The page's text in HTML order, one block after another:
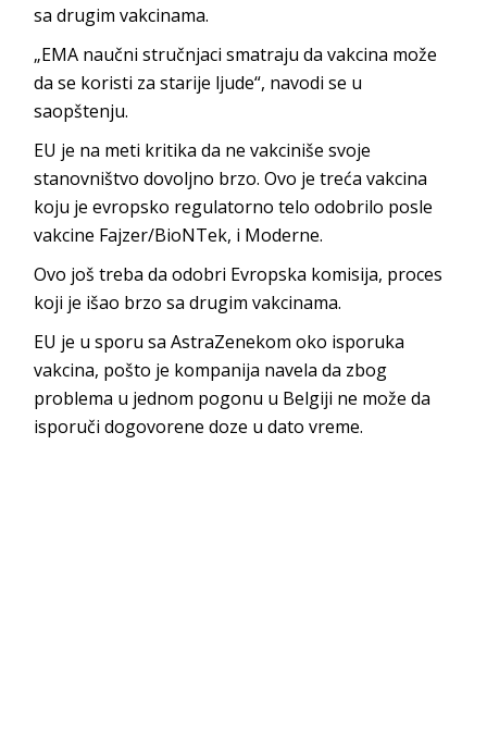
sa drugim vakcinama.
„EMA naučni stručnjaci smatraju da vakcina može
da se koristi za starije ljude“, navodi se u
saopštenju.
EU je na meti kritika da ne vakciniše svoje
stanovništvo dovoljno brzo. Ovo je treća vakcina
koju je evropsko regulatorno telo odobrilo posle
vakcine Fajzer/BioNTek, i Moderne.
Ovo još treba da odobri Evropska komisija, proces
koji je išao brzo sa drugim vakcinama.
EU je u sporu sa AstraZenekom oko isporuka
vakcina, pošto je kompanija navela da zbog
problema u jednom pogonu u Belgiji ne može da
isporuči dogovorene doze u dato vreme.